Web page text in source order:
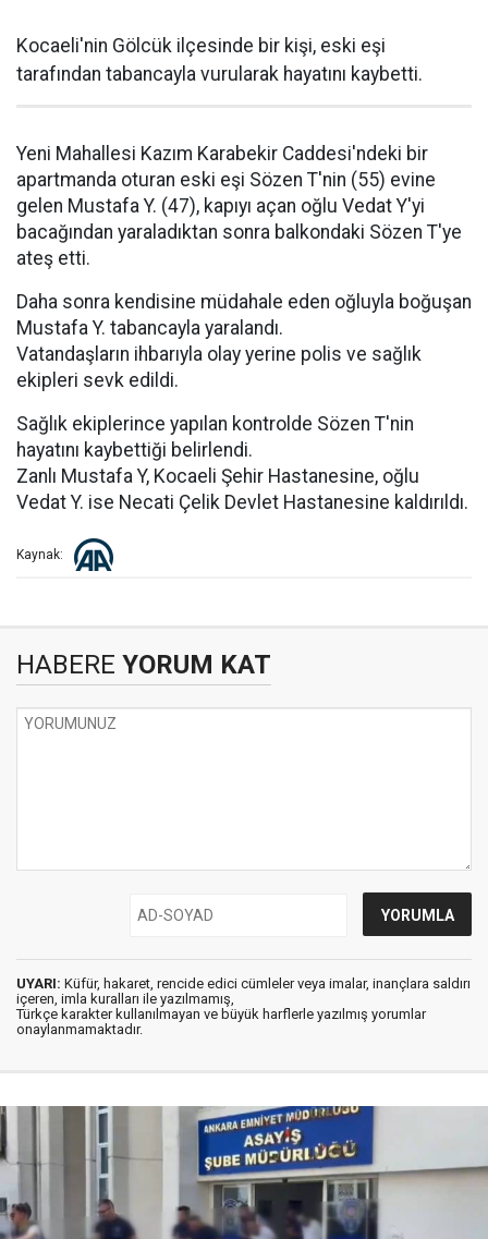
Kocaeli'nin Gölcük ilçesinde bir kişi, eski eşi
tarafından tabancayla vurularak hayatını kaybetti.
Yeni Mahallesi Kazım Karabekir Caddesi'ndeki bir
apartmanda oturan eski eşi Sözen T'nin (55) evine
gelen Mustafa Y. (47), kapıyı açan oğlu Vedat Y'yi
bacağından yaraladıktan sonra balkondaki Sözen T'ye
ateş etti.
Daha sonra kendisine müdahale eden oğluyla boğuşan
Mustafa Y. tabancayla yaralandı.
Vatandaşların ihbarıyla olay yerine polis ve sağlık
ekipleri sevk edildi.
Sağlık ekiplerince yapılan kontrolde Sözen T'nin
hayatını kaybettiği belirlendi.
Zanlı Mustafa Y, Kocaeli Şehir Hastanesine, oğlu
Vedat Y. ise Necati Çelik Devlet Hastanesine kaldırıldı.
Kaynak:
HABERE YORUM KAT
UYARI: Küfür, hakaret, rencide edici cümleler veya imalar, inançlara saldırı
içeren, imla kuralları ile yazılmamış,
Türkçe karakter kullanılmayan ve büyük harflerle yazılmış yorumlar
onaylanmamaktadır.